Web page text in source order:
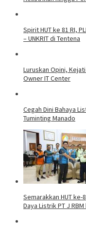
Spirit HUT ke 81 RI,
– UNKRIT di Tentena
Luruskan Opini,
Owner IT Center
Cegah Dini Bahaya
Tuminting Manado
Semarakkan HUT ke-
Daya Listrik PT J